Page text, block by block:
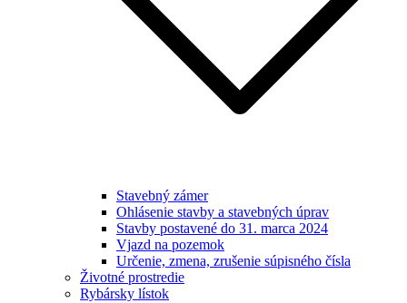
Stavebný zámer
Ohlásenie stavby a stavebných úprav
Stavby postavené do 31. marca 2024
Vjazd na pozemok
Určenie, zmena, zrušenie súpisného čísla
Životné prostredie
Rybársky lístok